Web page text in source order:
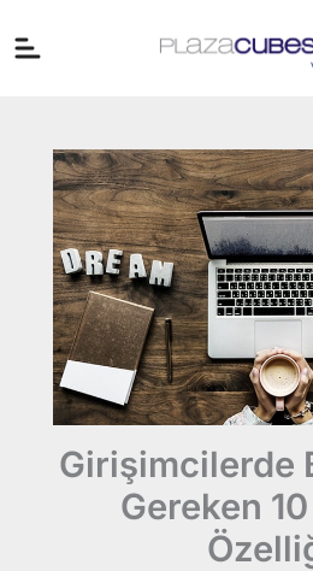
atla
Girişimcilerde
Gereken